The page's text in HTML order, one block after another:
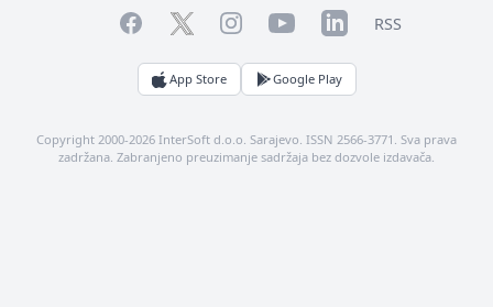
FacebookTwitterInstagramYouTubeLinkedInRSS
App Store Google Play
Copyright 2000-2026 InterSoft d.o.o. Sarajevo. ISSN 2566-3771. Sva prava
zadržana. Zabranjeno preuzimanje sadržaja bez dozvole izdavača.